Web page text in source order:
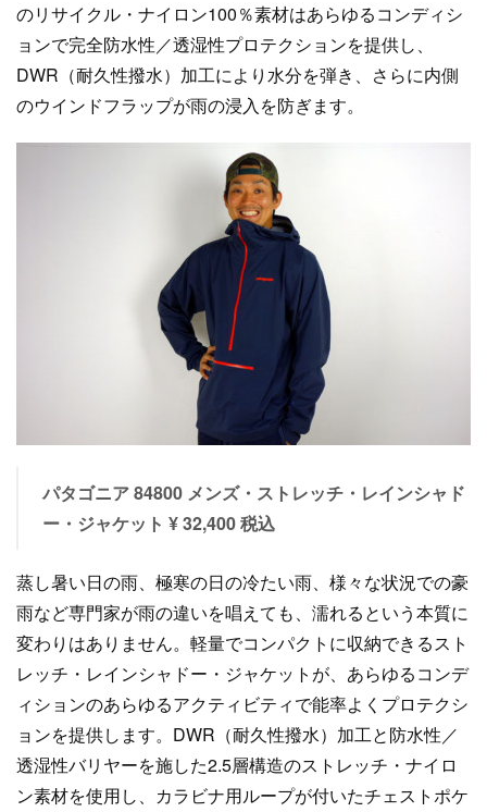
のリサイクル・ナイロン100％素材はあらゆるコンディシ
ョンで完全防水性／透湿性プロテクションを提供し、
DWR（耐久性撥水）加工により水分を弾き、さらに内側
のウインドフラップが雨の浸入を防ぎます。
パタゴニア 84800 メンズ・ストレッチ・レインシャド
ー・ジャケット ¥ 32,400 税込
蒸し暑い日の雨、極寒の日の冷たい雨、様々な状況での豪
雨など専門家が雨の違いを唱えても、濡れるという本質に
変わりはありません。軽量でコンパクトに収納できるスト
レッチ・レインシャドー・ジャケットが、あらゆるコンデ
ィションのあらゆるアクティビティで能率よくプロテクシ
ョンを提供します。DWR（耐久性撥水）加工と防水性／
透湿性バリヤーを施した2.5層構造のストレッチ・ナイロ
ン素材を使用し、カラビナ用ループが付いたチェストポケ